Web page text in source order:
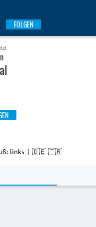
FOLGEN
links | 🇩🇪 🇹🇷